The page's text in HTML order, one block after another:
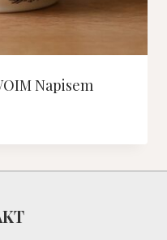
Napisem